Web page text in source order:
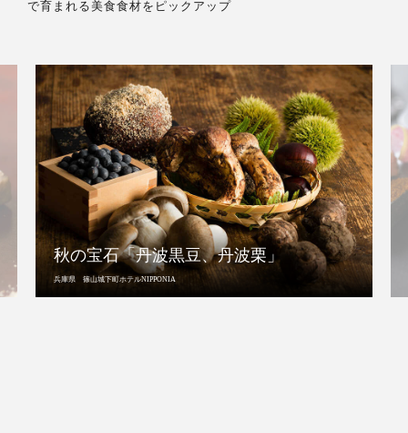
で育まれる美食食材をピックアップ
秋の宝石「丹波黒豆、丹波栗」
兵庫県 篠山城下町ホテルNIPPONIA